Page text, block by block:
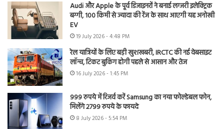
Audi और Apple के पूर्व डिजाइनरों ने बनाई लग्जरी इलेक्ट्रिक
बग्गी, 100 किमी से ज्यादा की रेंज के साथ आएगी यह अनोखी
EV
19 July 2026 - 4:48 PM
रेल यात्रियों के लिए बड़ी खुशखबरी, IRCTC की नई वेबसाइट
लॉन्च, टिकट बुकिंग होगी पहले से आसान और तेज
16 July 2026 - 1:45 PM
999 रुपये में रिजर्व करें Samsung का नया फोल्डेबल फोन,
मिलेंगे 2799 रुपये के फायदे
8 July 2026 - 5:54 PM